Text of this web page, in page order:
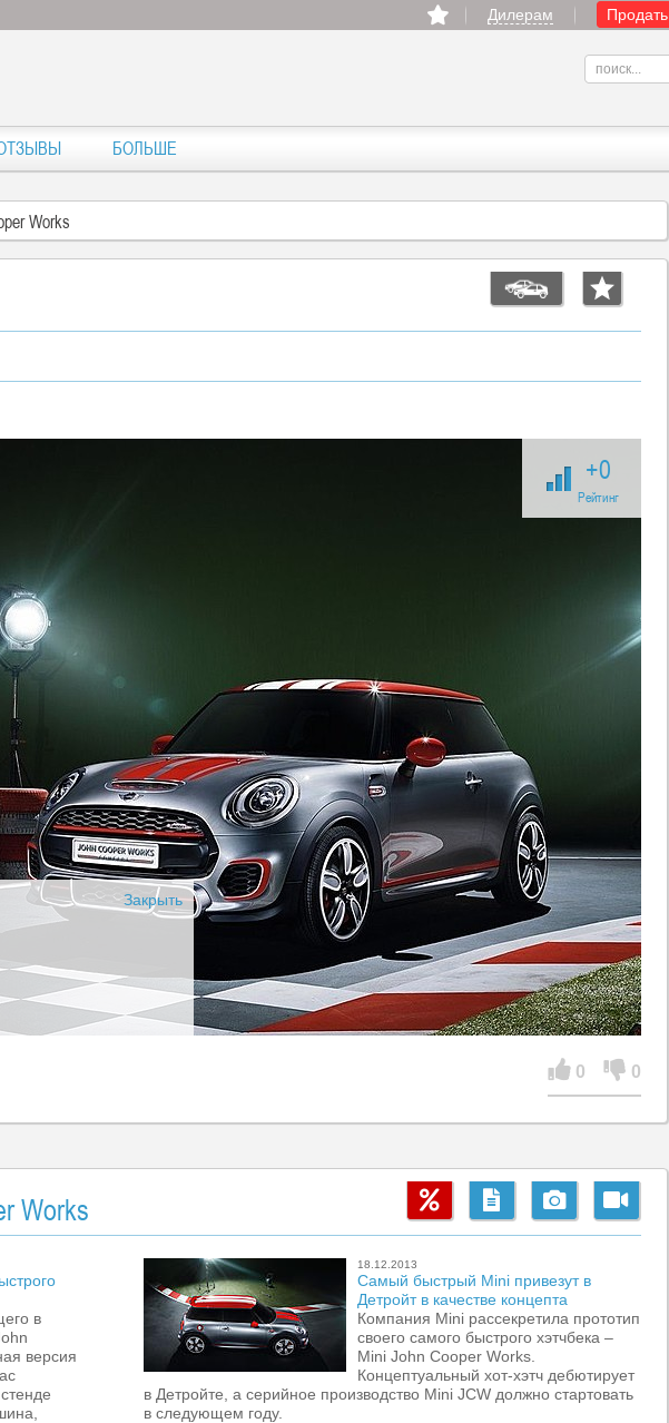
Дилерам Продать
БОЛЬШЕ
Works
+0
Рейтинг
Закрыть
0 0
Works
в
версия
18.12.2013
Самый быстрый Mini привезут в
Детройт в качестве концепта
Компания Mini рассекретила прототип
своего самого быстрого хэтчбека –
Mini John Cooper Works.
Концептуальный хот-хэтч дебютирует
в Детройте, а серийное производство Mini JCW должно стартовать
в следующем году.